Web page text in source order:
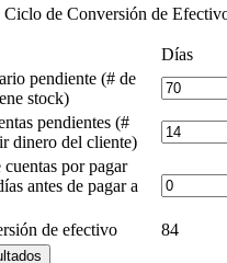
Ciclo de Conversión de
Días
pendiente (# de
stock)
pendientes (#
dinero del cliente)
cuentas por pagar
antes de pagar a
de efectivo
84